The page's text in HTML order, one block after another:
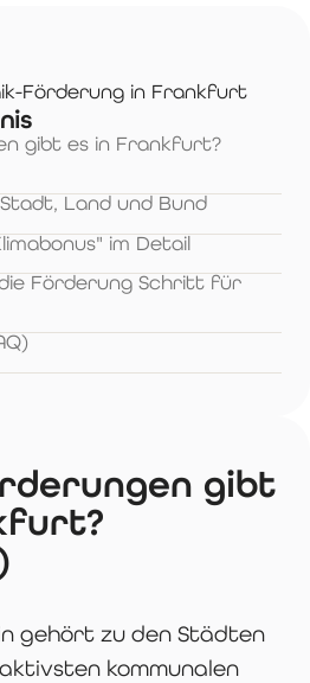
Förderung in Frankfurt
gibt es in Frankfurt?
Land und Bund
im Detail
Förderung Schritt für
gibt
gehört zu den Städten
kommunalen